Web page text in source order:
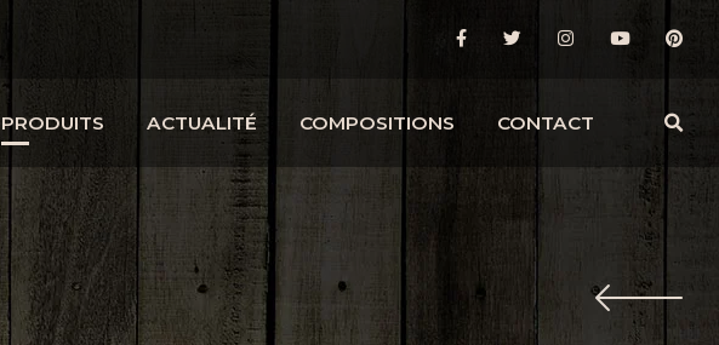
PRODUITS ACTUALITÉ COMPOSITIONS CONTACT